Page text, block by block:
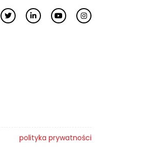
polityka prywatności